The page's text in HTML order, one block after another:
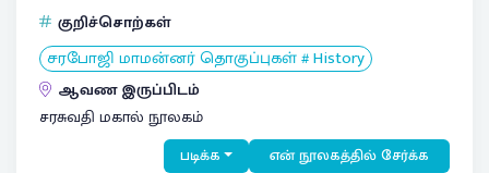
குறிச்சொற்கள்
சரபோஜி மாமன்னர் தொகுப்புகள் # History
ஆவண இருப்பிடம்
சரசுவதி மகால் நூலகம்
படிக்க என் நூலகத்தில் சேர்க்க